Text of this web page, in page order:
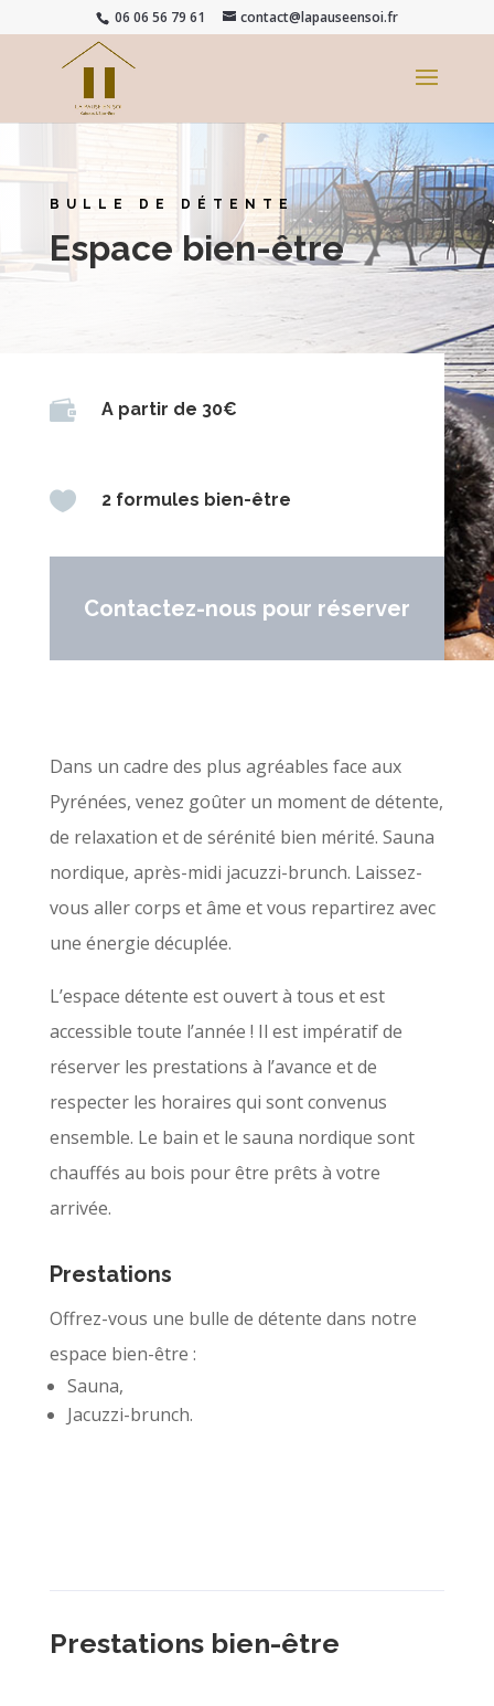
06 06 56 79 61 contact@lapauseensoi.fr
BULLE DE DÉTENTE
Espace bien-être
 A partir de 30€
 2 formules bien-être
Contactez-nous pour réserver
Dans un cadre des plus agréables face aux
Pyrénées, venez goûter un moment de détente,
de relaxation et de sérénité bien mérité. Sauna
nordique, après-midi jacuzzi-brunch. Laissez-
vous aller corps et âme et vous repartirez avec
une énergie décuplée.
L’espace détente est ouvert à tous et est
accessible toute l’année ! Il est impératif de
réserver les prestations à l’avance et de
respecter les horaires qui sont convenus
ensemble. Le bain et le sauna nordique sont
chauffés au bois pour être prêts à votre
arrivée.
Prestations
Offrez-vous une bulle de détente dans notre
espace bien-être :
Sauna,
Jacuzzi-brunch.
Prestations bien-être